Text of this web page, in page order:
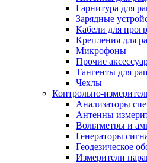
Гарнитура для
Зарядные
Кабели для
Крепления для
Микрофоны
Прочие
Тангенты для
Чехлы
Контрольно-
Анализаторы
Антенны
Вольтметры и
Генераторы
Геодезическое
Измерители